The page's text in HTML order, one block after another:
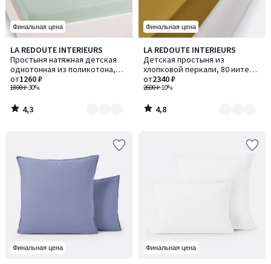
Финальная цена
LA REDOUTE INTERIEURS
Простыня натяжная детская
однотонная из поликотона,
Scenario / Сценарио
1800 ₽-30%
от1260 ₽
4,3
/ 5
Количество
цветов:
2
4,3
/
Финальная цена
LA REDOUTE INTERIEURS
Детская простыня из
хлопковой перкали, 80 нитей/
см², Scenario / Сценарио
2600 ₽-10%
от2340 ₽
4,8
/ 5
Количество
цветов:
2
4,8
/
Финальная цена Финальная цена